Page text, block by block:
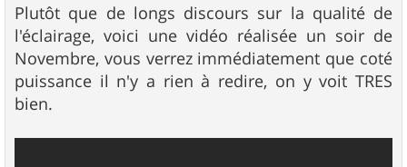
Plutôt que de longs discours sur la qualité de
l'éclairage, voici une vidéo réalisée un soir de
Novembre, vous verrez immédiatement que coté
puissance il n'y a rien à redire, on y voit TRES
bien.